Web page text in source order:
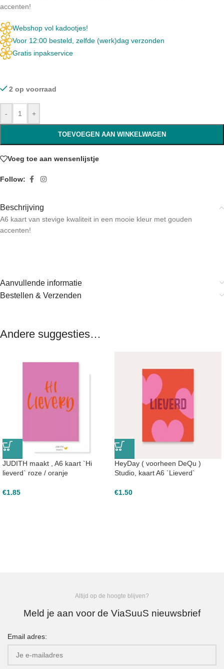
accenten!
Webshop vol kadootjes!
Voor 12:00 besteld, zelfde (werk)dag verzonden
Gratis inpakservice
2 op voorraad
- +
TOEVOEGEN AAN WINKELWAGEN
Voeg toe aan wensenlijstje
Follow:
Beschrijving
A6 kaart van stevige kwaliteit in een mooie kleur met gouden
accenten!
Aanvullende informatie
Bestellen & Verzenden
Andere suggesties…
JUDITH maakt , A6 kaart `Hi
lieverd` roze / oranje
€1.85
HeyDay ( voorheen DeQu )
Studio, kaart A6 `Lieverd`
€1.50
Altijd op de hoogte blijven?
Meld je aan voor de ViaSuuS nieuwsbrief
Email adres: